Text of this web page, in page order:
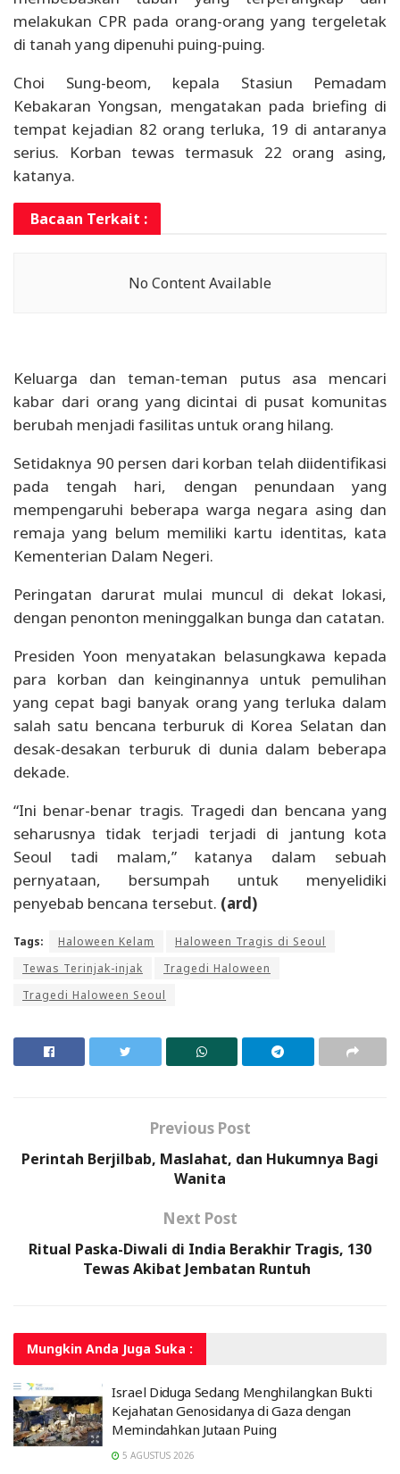
melakukan CPR pada orang-orang yang tergeletak
di tanah yang dipenuhi puing-puing.
Choi Sung-beom, kepala Stasiun Pemadam
Kebakaran Yongsan, mengatakan pada briefing di
tempat kejadian 82 orang terluka, 19 di antaranya
serius. Korban tewas termasuk 22 orang asing,
katanya.
Bacaan Terkait :
No Content Available
Keluarga dan teman-teman putus asa mencari
kabar dari orang yang dicintai di pusat komunitas
berubah menjadi fasilitas untuk orang hilang.
Setidaknya 90 persen dari korban telah diidentifikasi
pada tengah hari, dengan penundaan yang
mempengaruhi beberapa warga negara asing dan
remaja yang belum memiliki kartu identitas, kata
Kementerian Dalam Negeri.
Peringatan darurat mulai muncul di dekat lokasi,
dengan penonton meninggalkan bunga dan catatan.
Presiden Yoon menyatakan belasungkawa kepada
para korban dan keinginannya untuk pemulihan
yang cepat bagi banyak orang yang terluka dalam
salah satu bencana terburuk di Korea Selatan dan
desak-desakan terburuk di dunia dalam beberapa
dekade.
“Ini benar-benar tragis. Tragedi dan bencana yang
seharusnya tidak terjadi terjadi di jantung kota
Seoul tadi malam,” katanya dalam sebuah
pernyataan, bersumpah untuk menyelidiki
penyebab bencana tersebut. (ard)
Tags: Haloween Kelam
Haloween Tragis di Seoul
Tewas Terinjak-injak
Tragedi Haloween
Tragedi Haloween Seoul
Previous Post
Perintah Berjilbab, Maslahat, dan Hukumnya Bagi
Wanita
Next Post
Ritual Paska-Diwali di India Berakhir Tragis, 130
Tewas Akibat Jembatan Runtuh
Mungkin Anda Juga Suka :
Israel Diduga Sedang Menghilangkan Bukti
Kejahatan Genosidanya di Gaza dengan
Memindahkan Jutaan Puing
5 AGUSTUS 2026